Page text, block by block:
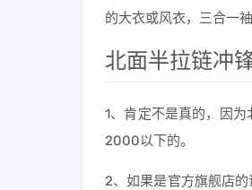
的大衣或风衣，三合一
北面半拉链冲
1、肯定不是真的，因
2000以下的。
2、如果是官方旗舰店